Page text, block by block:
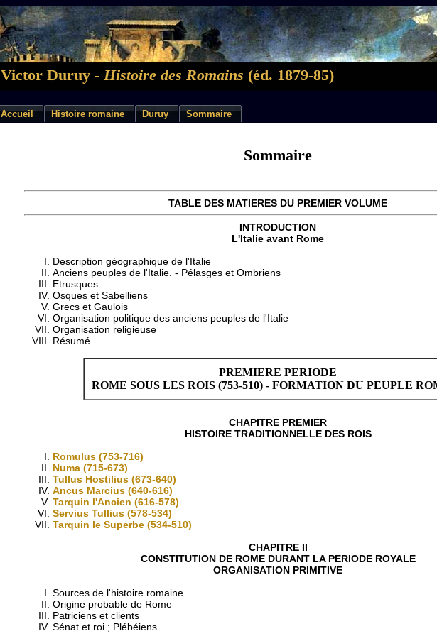
Victor Duruy - Histoire des Romains (éd. 1879-85)
Accueil Histoire romaine Duruy Sommaire
Sommaire
TABLE DES MATIERES DU PREMIER VOLUME
INTRODUCTION
L'Italie avant Rome
Description géographique de l'Italie
Anciens peuples de l'Italie. - Pélasges et Ombriens
Etrusques
Osques et Sabelliens
Grecs et Gaulois
Organisation politique des anciens peuples de l'Italie
Organisation religieuse
Résumé
PREMIERE PERIODE
ROME SOUS LES ROIS (753-510) - FORMATION DU PEUPLE
CHAPITRE PREMIER
HISTOIRE TRADITIONNELLE DES ROIS
Romulus (753-716)
Numa (715-673)
Tullus Hostilius (673-640)
Ancus Marcius (640-616)
Tarquin l'Ancien (616-578)
Servius Tullius (578-534)
Tarquin le Superbe (534-510)
CHAPITRE II
CONSTITUTION DE ROME DURANT LA PERIODE ROYALE
ORGANISATION PRIMITIVE
Sources de l'histoire romaine
Origine probable de Rome
Patriciens et clients
Sénat et roi ; Plébéiens